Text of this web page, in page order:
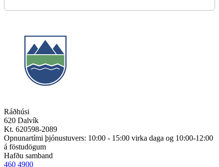
Ráðhúsi
620 Dalvík
Kt. 620598-2089
Opnunartími þjónustuvers: 10:00 - 15:00 virka daga og 10:00-12:00
á föstudögum
Hafðu samband
460 4900